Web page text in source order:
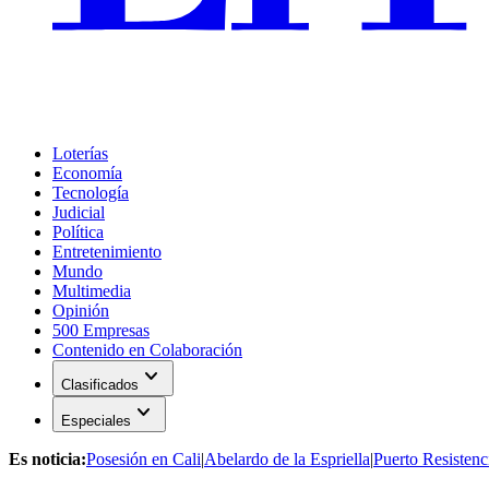
Loterías
Economía
Tecnología
Judicial
Política
Entretenimiento
Mundo
Multimedia
Opinión
500 Empresas
Contenido en Colaboración
Clasificados expand_more
Especiales expand_more
Es noticia:Posesión en Cali|Abelardo de la Espriella|Puerto